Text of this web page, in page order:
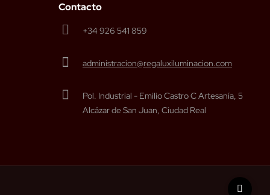
Contacto
+34 926 541 859
administracion@regaluxiluminacion.com
Pol. Industrial - Emilio Castro C Artesanía, 5
Alcázar de San Juan, Ciudad Real